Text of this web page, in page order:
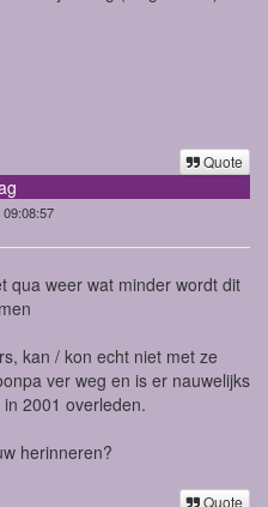
Quote
qua weer wat minder wordt dit
kan / kon echt niet met ze
ver weg en is er nauwelijks
2001 overleden.
herinneren?
Quote